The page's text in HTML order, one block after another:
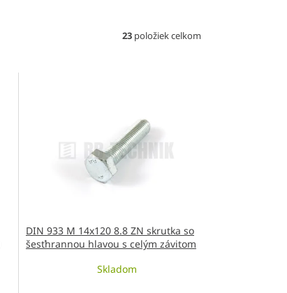
23 položiek celkom
DIN 933 M 14x120 8.8 ZN skrutka so
šesťhrannou hlavou s celým závitom
Skladom